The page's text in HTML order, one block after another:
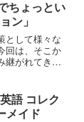
ちょっとい
ン」
として様々な
回は、そこか
継がれてき
製作委員会
語 コレク
メイド